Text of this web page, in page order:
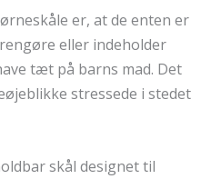
er, at de enten er
eller indeholder
tæt på barns mad. Det
stressede i stedet
skål designet til